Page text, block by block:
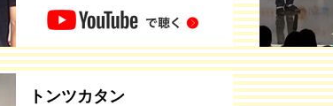
トンツカタン